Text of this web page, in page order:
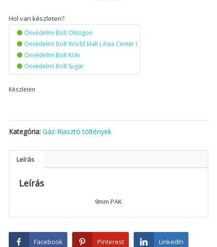
Hol van készleten?
Önvédelmi Bolt Oktogon
Önvédelmi Bolt World Mall ( Asia Center )
Önvédelmi Bolt Köki
Önvédelmi Bolt Sugár
Készleten
Kategória: Gáz-Riasztó töltények
Leírás
Leírás
9mm PAK
Facebook Pinterest LinkedIn